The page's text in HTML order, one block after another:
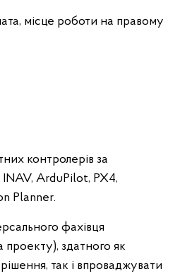
місце роботи на правому
контролерів за
ArduPilot, PX4,
Planner.
фахівця
здатного як
так і впроваджувати